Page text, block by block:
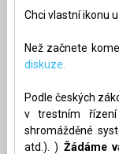
Chci vlastní ikonu
Než začnete
diskuze.
Podle českých
v trestním
shromážděné
atd.). ) Žádáme